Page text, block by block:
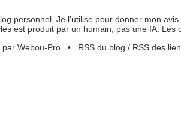
personnel. Je l’utilise pour donner mon
est produit par un humain, pas une IA. Les
par Webou-Pro• RSS du blog / RSS des